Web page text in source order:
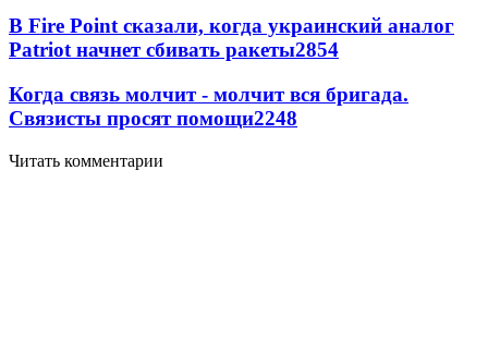
В Fire Point сказали, когда украинский аналог
Patriot начнет сбивать ракеты2854
Когда связь молчит - молчит вся бригада.
Связисты просят помощи2248
Читать комментарии